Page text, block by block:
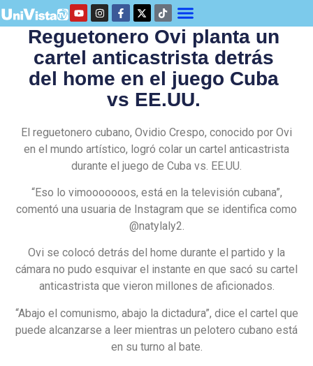
Reguetonero Ovi planta un
cartel anticastrista detrás
del home en el juego Cuba
vs EE.UU.
El reguetonero cubano, Ovidio Crespo, conocido por Ovi
en el mundo artístico, logró colar un cartel anticastrista
durante el juego de Cuba vs. EE.UU.
“Eso lo vimooooooos, está en la televisión cubana”,
comentó una usuaria de Instagram que se identifica como
@natylaly2.
Ovi se colocó detrás del home durante el partido y la
cámara no pudo esquivar el instante en que sacó su cartel
anticastrista que vieron millones de aficionados.
“Abajo el comunismo, abajo la dictadura”, dice el cartel que
puede alcanzarse a leer mientras un pelotero cubano está
en su turno al bate.